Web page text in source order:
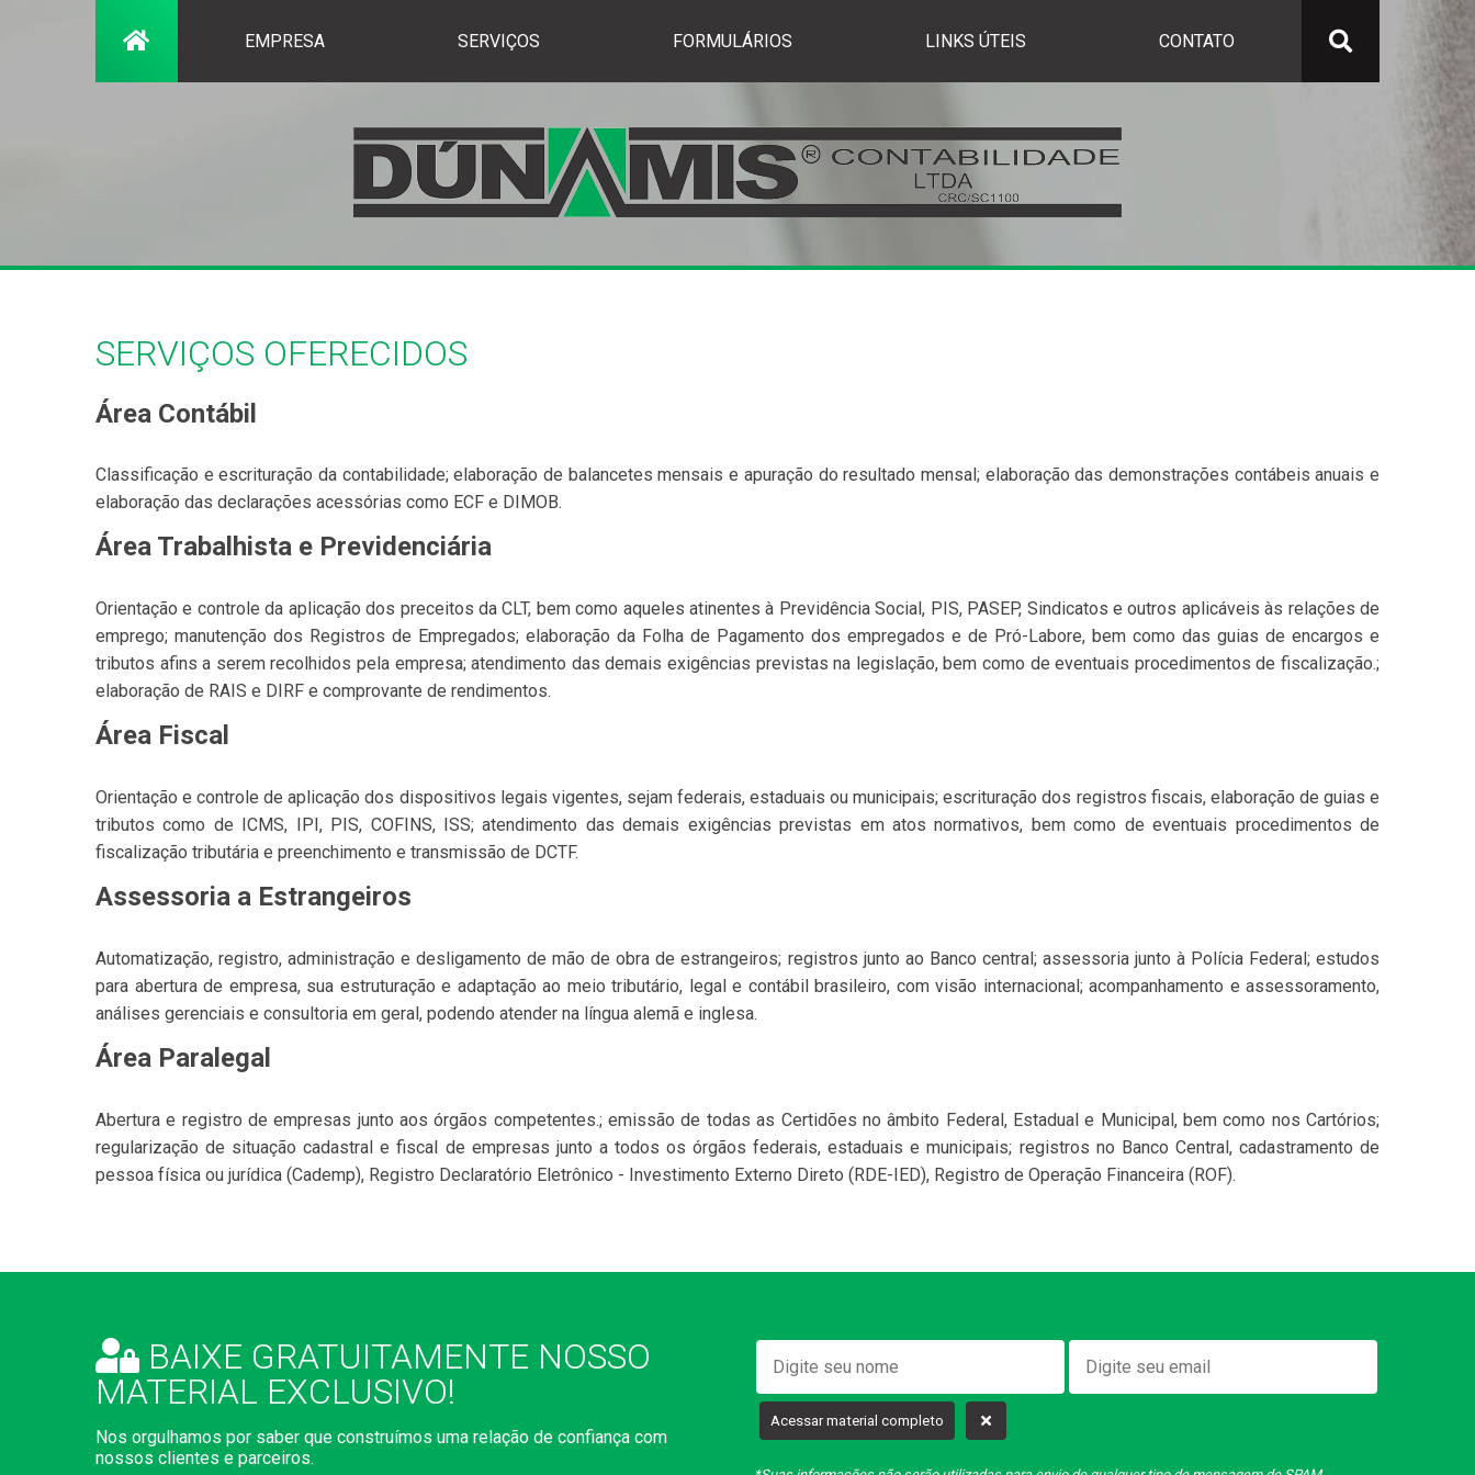
EMPRESA SERVIÇOS FORMULÁRIOS LINKS ÚTEIS CONTATO
SERVIÇOS OFERECIDOS
Área Contábil
Classificação e escrituração da contabilidade; elaboração de balancetes mensais e apuração do resultado mensal; elaboração das demonstrações contábeis anuais e
elaboração das declarações acessórias como ECF e DIMOB.
Área Trabalhista e Previdenciária
Orientação e controle da aplicação dos preceitos da CLT, bem como aqueles atinentes à Previdência Social, PIS, PASEP, Sindicatos e outros aplicáveis às relações de
emprego; manutenção dos Registros de Empregados; elaboração da Folha de Pagamento dos empregados e de Pró-Labore, bem como das guias de encargos e
tributos afins a serem recolhidos pela empresa; atendimento das demais exigências previstas na legislação, bem como de eventuais procedimentos de fiscalização.;
elaboração de RAIS e DIRF e comprovante de rendimentos.
Área Fiscal
Orientação e controle de aplicação dos dispositivos legais vigentes, sejam federais, estaduais ou municipais; escrituração dos registros fiscais, elaboração de guias e
tributos como de ICMS, IPI, PIS, COFINS, ISS; atendimento das demais exigências previstas em atos normativos, bem como de eventuais procedimentos de
fiscalização tributária e preenchimento e transmissão de DCTF.
Assessoria a Estrangeiros
Automatização, registro, administração e desligamento de mão de obra de estrangeiros; registros junto ao Banco central; assessoria junto à Polícia Federal; estudos
para abertura de empresa, sua estruturação e adaptação ao meio tributário, legal e contábil brasileiro, com visão internacional; acompanhamento e assessoramento,
análises gerenciais e consultoria em geral, podendo atender na língua alemã e inglesa.
Área Paralegal
Abertura e registro de empresas junto aos órgãos competentes.; emissão de todas as Certidões no âmbito Federal, Estadual e Municipal, bem como nos Cartórios;
regularização de situação cadastral e fiscal de empresas junto a todos os órgãos federais, estaduais e municipais; registros no Banco Central, cadastramento de
pessoa física ou jurídica (Cademp), Registro Declaratório Eletrônico - Investimento Externo Direto (RDE-IED), Registro de Operação Financeira (ROF).
BAIXE GRATUITAMENTE NOSSO
MATERIAL EXCLUSIVO!
Nos orgulhamos por saber que construímos uma relação de confiança com
nossos clientes e parceiros.
Acessar material completo